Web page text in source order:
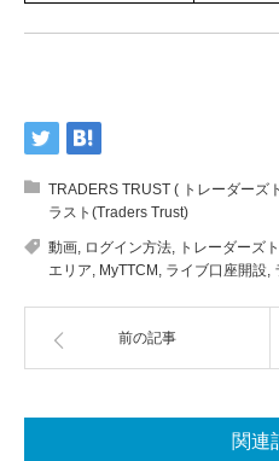
TRADERS TRUST ( トレーダーズ
ラスト(Traders Trust)
動画, ログイン方法, トレーダーズ
エリア, MyTTCM , ライブ口座開設,
前の記事
関連